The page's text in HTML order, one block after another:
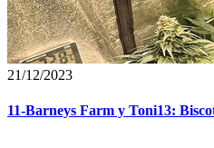
21/12/2023
11-Barneys Farm y Toni13: